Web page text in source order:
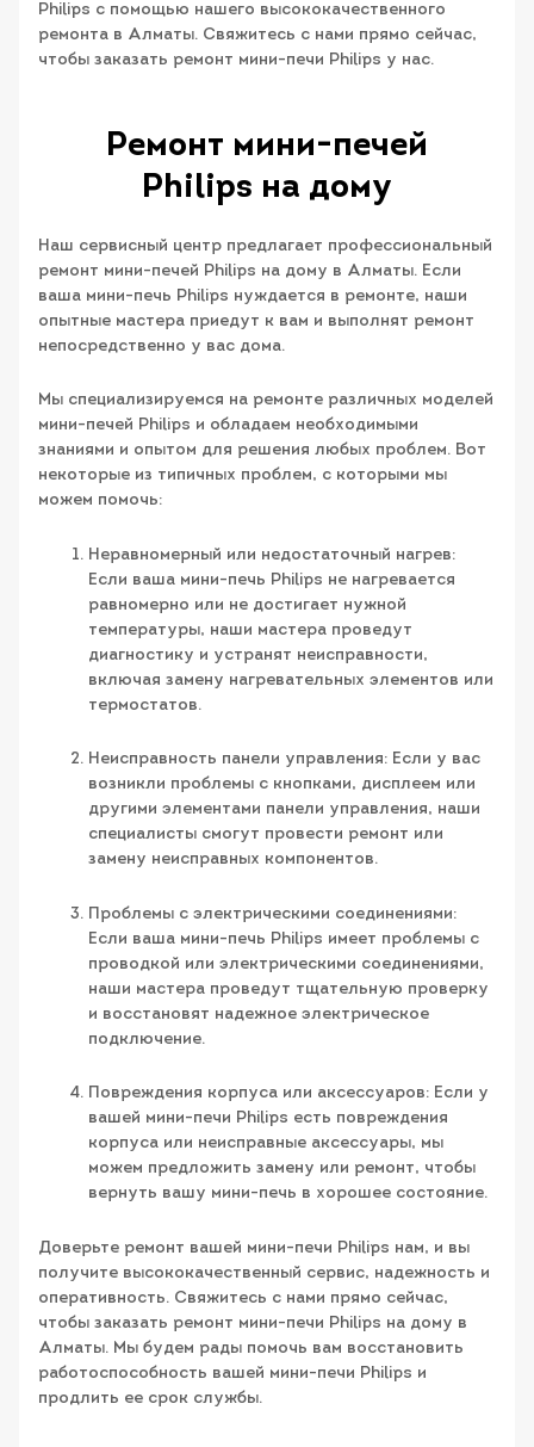
Philips с помощью нашего высококачественного
ремонта в Алматы. Свяжитесь с нами прямо сейчас,
чтобы заказать ремонт мини-печи Philips у нас.
Ремонт мини-печей
Philips на дому
Наш сервисный центр предлагает профессиональный
ремонт мини-печей Philips на дому в Алматы. Если
ваша мини-печь Philips нуждается в ремонте, наши
опытные мастера приедут к вам и выполнят ремонт
непосредственно у вас дома.
Мы специализируемся на ремонте различных моделей
мини-печей Philips и обладаем необходимыми
знаниями и опытом для решения любых проблем. Вот
некоторые из типичных проблем, с которыми мы
можем помочь:
Неравномерный или недостаточный нагрев:
Если ваша мини-печь Philips не нагревается
равномерно или не достигает нужной
температуры, наши мастера проведут
диагностику и устранят неисправности,
включая замену нагревательных элементов или
термостатов.
Неисправность панели управления: Если у вас
возникли проблемы с кнопками, дисплеем или
другими элементами панели управления, наши
специалисты смогут провести ремонт или
замену неисправных компонентов.
Проблемы с электрическими соединениями:
Если ваша мини-печь Philips имеет проблемы с
проводкой или электрическими соединениями,
наши мастера проведут тщательную проверку
и восстановят надежное электрическое
подключение.
Повреждения корпуса или аксессуаров: Если у
вашей мини-печи Philips есть повреждения
корпуса или неисправные аксессуары, мы
можем предложить замену или ремонт, чтобы
вернуть вашу мини-печь в хорошее состояние.
Доверьте ремонт вашей мини-печи Philips нам, и вы
получите высококачественный сервис, надежность и
оперативность. Свяжитесь с нами прямо сейчас,
чтобы заказать ремонт мини-печи Philips на дому в
Алматы. Мы будем рады помочь вам восстановить
работоспособность вашей мини-печи Philips и
продлить ее срок службы.